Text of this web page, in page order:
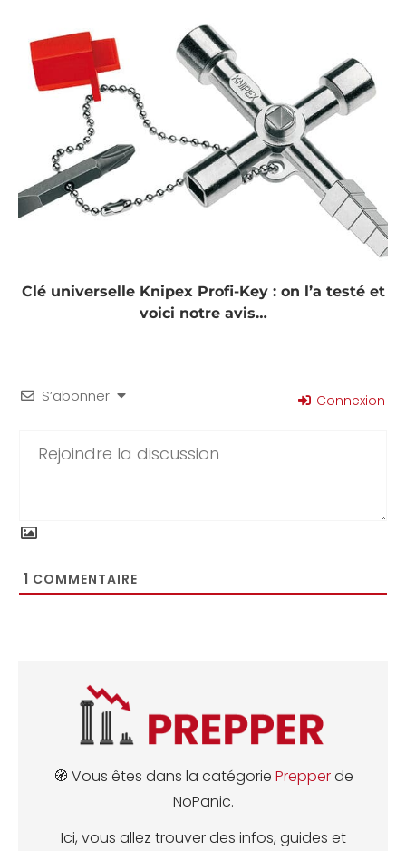
Clé universelle Knipex Profi-Key : on l’a testé et
voici notre avis…
S’abonner Connexion
1 COMMENTAIRE
🧭 Vous êtes dans la catégorie Prepperde
NoPanic.
Ici, vous allez trouver des infos, guides et